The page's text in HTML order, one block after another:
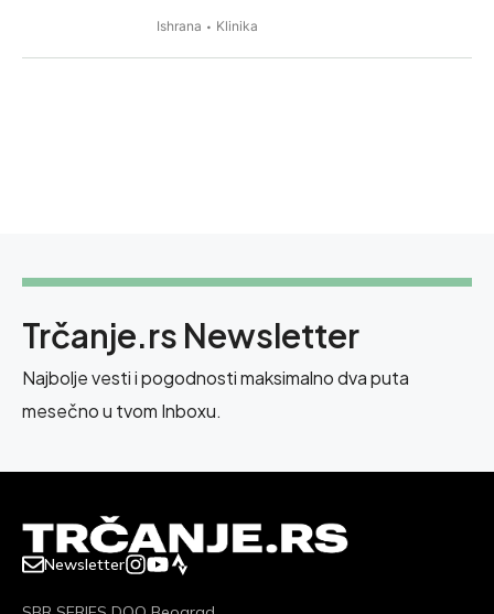
Ishrana Klinika
Trčanje.rs Newsletter
Najbolje vesti i pogodnosti maksimalno dva puta
mesečno u tvom Inboxu.
Newsletter